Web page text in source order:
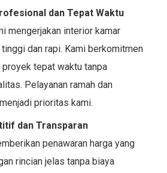
dan Tepat Waktu
mengerjakan interior kamar
dan rapi. Kami berkomitmen
tepat waktu tanpa
Pelayanan ramah dan
prioritas kami.
dan Transparan
penawaran harga yang
rincian jelas tanpa biaya